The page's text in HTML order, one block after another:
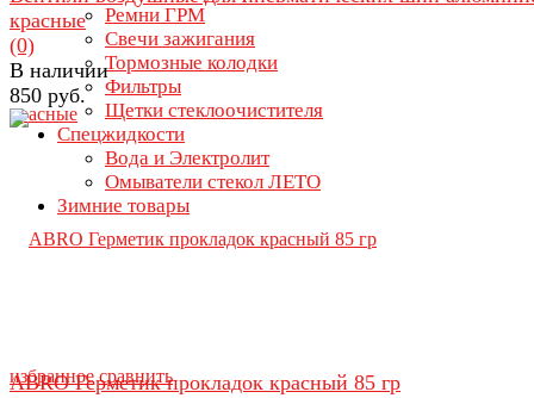
Ремни ГРМ
Свечи зажигания
Тормозные колодки
Фильтры
Щетки стеклоочистителя
Спецжидкости
Вода и Электролит
Омыватели стекол ЛЕТО
Зимние товары
избранное сравнить
красные
(0)
В наличии
850 руб.
ABRO Герметик прокладок красный 85 гр